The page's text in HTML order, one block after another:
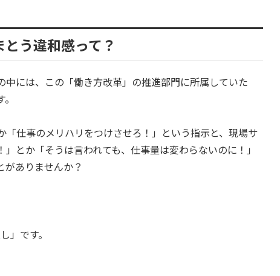
う違和感って？
には、この「働き方改革」の推進部門に所属していた
仕事のメリハリをつけさせろ！」という指示と、現場サ
とか「そうは言われても、仕事量は変わらないのに！」
がありませんか？
」です。